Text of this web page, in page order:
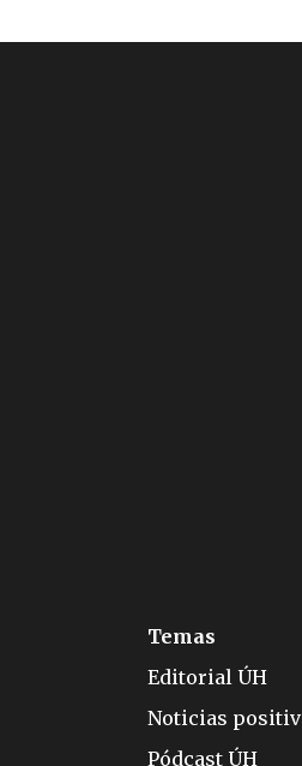
Temas
Editorial ÚH
Noticias
Pódcast ÚH